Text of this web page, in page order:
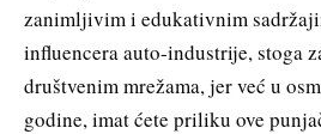
zanimljivim i edukativnim
influencera auto-industrije, stoga
društvenim mrežama, jer već u
godine, imat ćete priliku ove